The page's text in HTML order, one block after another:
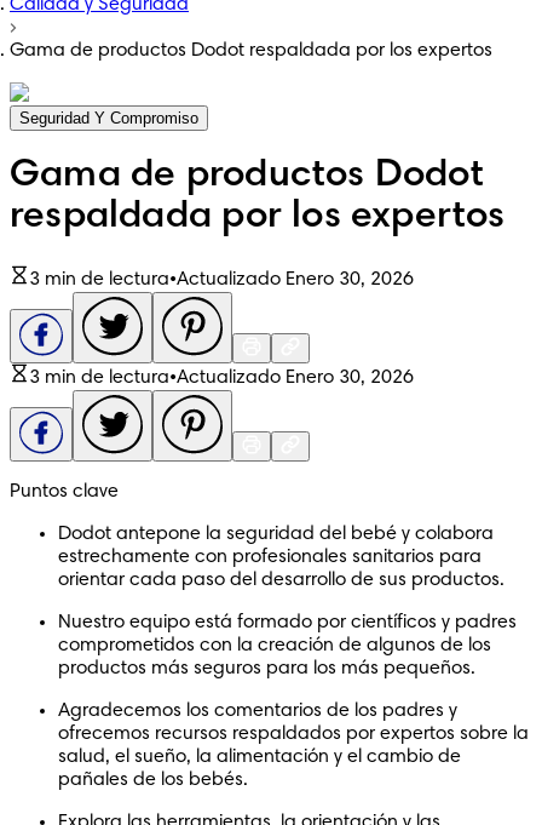
Calidad y Seguridad
Gama de productos Dodot respaldada por los expertos
Seguridad Y Compromiso
Gama de productos Dodot
respaldada por los expertos
3 min de lectura•Actualizado Enero 30, 2026
3 min de lectura•Actualizado Enero 30, 2026
Puntos clave
Dodot antepone la seguridad del bebé y colabora
estrechamente con profesionales sanitarios para
orientar cada paso del desarrollo de sus productos.
Nuestro equipo está formado por científicos y padres
comprometidos con la creación de algunos de los
productos más seguros para los más pequeños.
Agradecemos los comentarios de los padres y
ofrecemos recursos respaldados por expertos sobre la
salud, el sueño, la alimentación y el cambio de
pañales de los bebés.